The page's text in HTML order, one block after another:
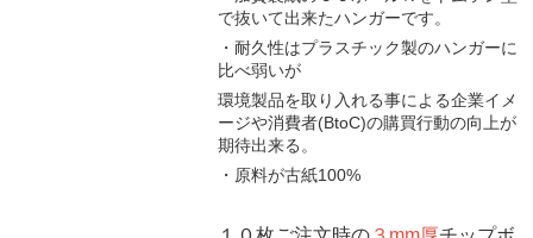
で抜いて出来たハンガーです。
・耐久性はプラスチック製のハンガーに
比べ弱いが
環境製品を取り入れる事による企業イメ
ージや消費者(BtoC)の購買行動の向上が
期待出来る。
・原料が古紙100%